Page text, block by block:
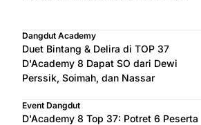
Dangdut Academy
Duet Bintang & Delira di TOP 37
D'Academy 8 Dapat SO dari Dewi
Perssik, Soimah, dan Nassar
Event Dangdut
D'Academy 8 Top 37: Potret 6 Peserta